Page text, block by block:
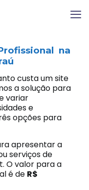
na
custa um site
a solução para
variar
e
opções para
apresentar a
serviços de
O valor para a
é de R$